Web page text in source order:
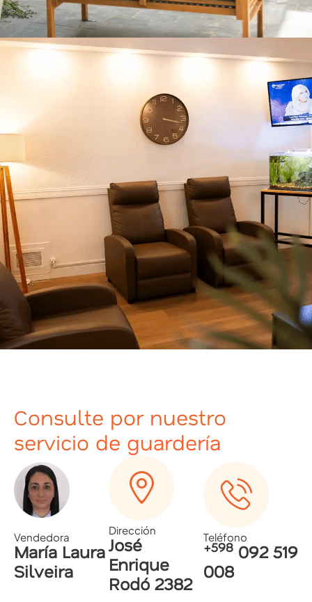
Consulte por nuestro
servicio de guardería
Vendedora
María Laura
Silveira
Dirección
José
Enrique
Rodó 2382
Teléfono
+598 092 519
008